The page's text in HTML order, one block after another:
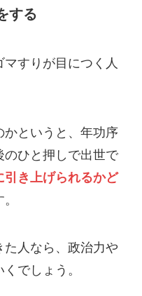
する
すりが目につく人
かというと、年功序
ひと押しで出世で
引き上げられるかど
人なら、政治力や
でしょう。